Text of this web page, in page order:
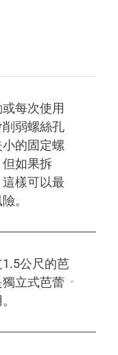
每次使用
弱螺絲孔
的固定螺
如果拆
樣可以最
。
公尺的芭
立式芭蕾